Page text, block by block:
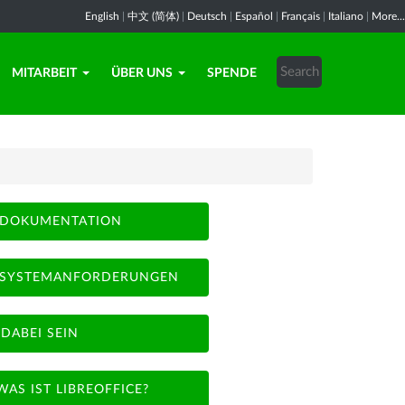
English 中文 (简体) Deutsch Español Français Italiano More...
MITARBEIT ÜBER UNS SPENDE
DOKUMENTATION
SYSTEMANFORDERUNGEN
DABEI SEIN
IST LIBREOFFICE?